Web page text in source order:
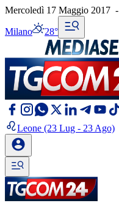
Mercoledì 17 Maggio 2017 -
Milano 28°
Leone (23 Lug - 23 Ago)